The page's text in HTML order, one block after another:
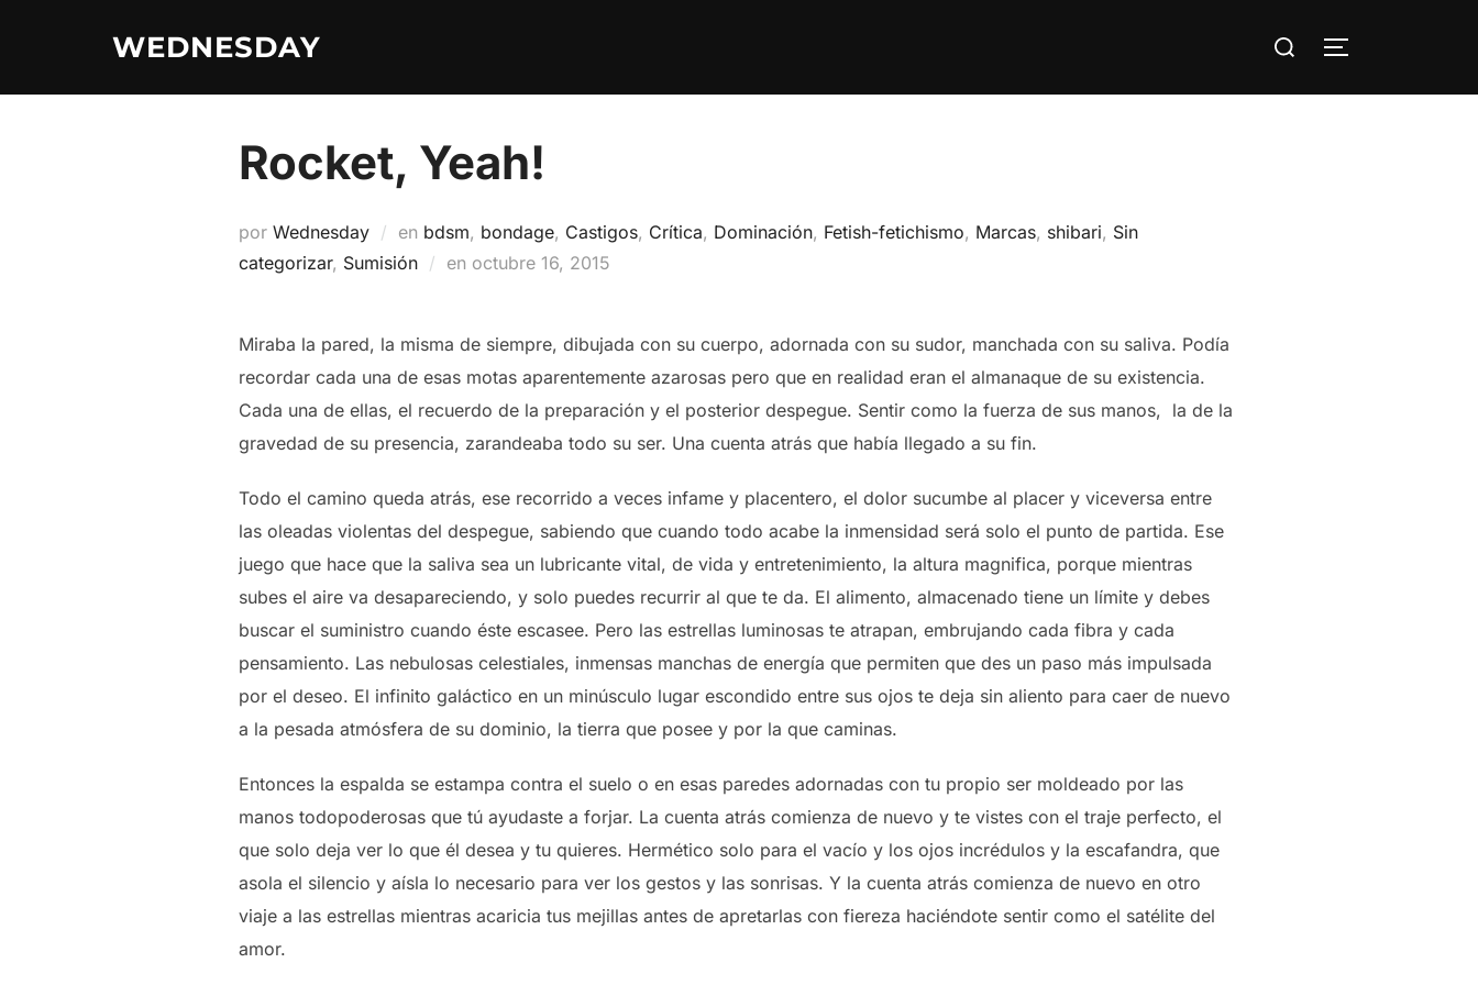
WEDNESDAY
Buscar:
ALTERNAR
Rocket, Yeah!
por Wednesday en bdsm, bondage, Castigos, Crítica, Dominación, Fetish-fetichismo, Marcas, shibari, Sin
categorizar, Sumisión en Publicado
octubre 16, 2015
Miraba la pared, la misma de siempre, dibujada con su cuerpo, adornada con su sudor, manchada con su saliva. Podía
recordar cada una de esas motas aparentemente azarosas pero que en realidad eran el almanaque de su existencia.
Cada una de ellas, el recuerdo de la preparación y el posterior despegue. Sentir como la fuerza de sus manos, la de la
gravedad de su presencia, zarandeaba todo su ser. Una cuenta atrás que había llegado a su fin.
Todo el camino queda atrás, ese recorrido a veces infame y placentero, el dolor sucumbe al placer y viceversa entre
las oleadas violentas del despegue, sabiendo que cuando todo acabe la inmensidad será solo el punto de partida. Ese
juego que hace que la saliva sea un lubricante vital, de vida y entretenimiento, la altura magnifica, porque mientras
subes el aire va desapareciendo, y solo puedes recurrir al que te da. El alimento, almacenado tiene un límite y debes
buscar el suministro cuando éste escasee. Pero las estrellas luminosas te atrapan, embrujando cada fibra y cada
pensamiento. Las nebulosas celestiales, inmensas manchas de energía que permiten que des un paso más impulsada
por el deseo. El infinito galáctico en un minúsculo lugar escondido entre sus ojos te deja sin aliento para caer de nuevo
a la pesada atmósfera de su dominio, la tierra que posee y por la que caminas.
Entonces la espalda se estampa contra el suelo o en esas paredes adornadas con tu propio ser moldeado por las
manos todopoderosas que tú ayudaste a forjar. La cuenta atrás comienza de nuevo y te vistes con el traje perfecto, el
que solo deja ver lo que él desea y tu quieres. Hermético solo para el vacío y los ojos incrédulos y la escafandra, que
asola el silencio y aísla lo necesario para ver los gestos y las sonrisas. Y la cuenta atrás comienza de nuevo en otro
viaje a las estrellas mientras acaricia tus mejillas antes de apretarlas con fiereza haciéndote sentir como el satélite del
amor.